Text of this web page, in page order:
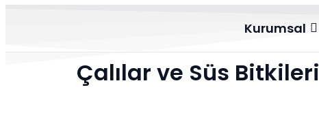
Kurumsal
Çalılar ve Süs Bitkileri